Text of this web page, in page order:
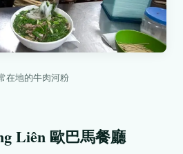
在地的牛肉河粉
Liên 歐巴馬餐廳